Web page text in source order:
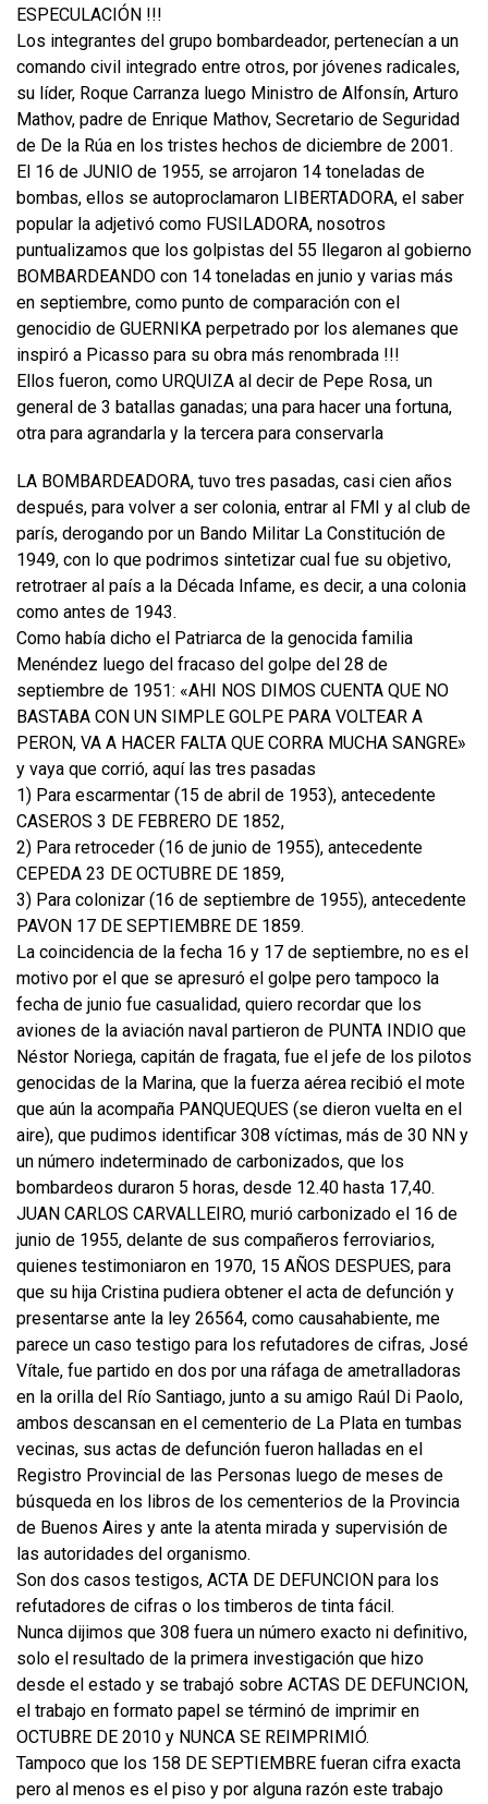
ESPECULACIÓN !!!
Los integrantes del grupo bombardeador, pertenecían a un
comando civil integrado entre otros, por jóvenes radicales,
su líder, Roque Carranza luego Ministro de Alfonsín, Arturo
Mathov, padre de Enrique Mathov, Secretario de Seguridad
de De la Rúa en los tristes hechos de diciembre de 2001.
El 16 de JUNIO de 1955, se arrojaron 14 toneladas de
bombas, ellos se autoproclamaron LIBERTADORA, el saber
popular la adjetivó como FUSILADORA, nosotros
puntualizamos que los golpistas del 55 llegaron al gobierno
BOMBARDEANDO con 14 toneladas en junio y varias más
en septiembre, como punto de comparación con el
genocidio de GUERNIKA perpetrado por los alemanes que
inspiró a Picasso para su obra más renombrada !!!
Ellos fueron, como URQUIZA al decir de Pepe Rosa, un
general de 3 batallas ganadas; una para hacer una fortuna,
otra para agrandarla y la tercera para conservarla
LA BOMBARDEADORA, tuvo tres pasadas, casi cien años
después, para volver a ser colonia, entrar al FMI y al club de
parís, derogando por un Bando Militar La Constitución de
1949, con lo que podrimos sintetizar cual fue su objetivo,
retrotraer al país a la Década Infame, es decir, a una colonia
como antes de 1943.
Como había dicho el Patriarca de la genocida familia
Menéndez luego del fracaso del golpe del 28 de
septiembre de 1951: «AHI NOS DIMOS CUENTA QUE NO
BASTABA CON UN SIMPLE GOLPE PARA VOLTEAR A
PERON, VA A HACER FALTA QUE CORRA MUCHA SANGRE»
y vaya que corrió, aquí las tres pasadas
1) Para escarmentar (15 de abril de 1953), antecedente
CASEROS 3 DE FEBRERO DE 1852,
2) Para retroceder (16 de junio de 1955), antecedente
CEPEDA 23 DE OCTUBRE DE 1859,
3) Para colonizar (16 de septiembre de 1955), antecedente
PAVON 17 DE SEPTIEMBRE DE 1859.
La coincidencia de la fecha 16 y 17 de septiembre, no es el
motivo por el que se apresuró el golpe pero tampoco la
fecha de junio fue casualidad, quiero recordar que los
aviones de la aviación naval partieron de PUNTA INDIO que
Néstor Noriega, capitán de fragata, fue el jefe de los pilotos
genocidas de la Marina, que la fuerza aérea recibió el mote
que aún la acompaña PANQUEQUES (se dieron vuelta en el
aire), que pudimos identificar 308 víctimas, más de 30 NN y
un número indeterminado de carbonizados, que los
bombardeos duraron 5 horas, desde 12.40 hasta 17,40.
JUAN CARLOS CARVALLEIRO, murió carbonizado el 16 de
junio de 1955, delante de sus compañeros ferroviarios,
quienes testimoniaron en 1970, 15 AÑOS DESPUES, para
que su hija Cristina pudiera obtener el acta de defunción y
presentarse ante la ley 26564, como causahabiente, me
parece un caso testigo para los refutadores de cifras, José
Vítale, fue partido en dos por una ráfaga de ametralladoras
en la orilla del Río Santiago, junto a su amigo Raúl Di Paolo,
ambos descansan en el cementerio de La Plata en tumbas
vecinas, sus actas de defunción fueron halladas en el
Registro Provincial de las Personas luego de meses de
búsqueda en los libros de los cementerios de la Provincia
de Buenos Aires y ante la atenta mirada y supervisión de
las autoridades del organismo.
Son dos casos testigos, ACTA DE DEFUNCION para los
refutadores de cifras o los timberos de tinta fácil.
Nunca dijimos que 308 fuera un número exacto ni definitivo,
solo el resultado de la primera investigación que hizo
desde el estado y se trabajó sobre ACTAS DE DEFUNCION,
el trabajo en formato papel se términó de imprimir en
OCTUBRE DE 2010 y NUNCA SE REIMPRIMIÓ.
Tampoco que los 158 DE SEPTIEMBRE fueran cifra exacta
pero al menos es el piso y por alguna razón este trabajo